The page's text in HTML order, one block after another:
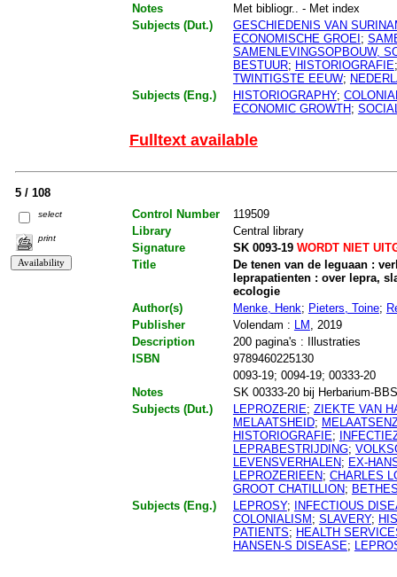
Notes
Met bibliogr.. - Met index
Subjects (Dut.)
GESCHIEDENIS VAN
ECONOMISCHE GROEI ;
SAMENLEVINGSOPBOUW,
BESTUUR; HISTORIOGRAFIE
TWINTIGSTE EEUW;
Subjects (Eng.)
HISTORIOGRAPHY;
ECONOMIC GROWTH;
Fulltext available
5 / 108
select
print
Control Number
119509
Library
Central library
Signature
SK 0093-19WORDT NIET
Title
De tenen van de leguaan :
leprapatienten : over lepra,
ecologie
Author(s)
Menke, Henk; Pieters, Toine;
Publisher
Volendam : LM
, 2019
Description
200 pagina's : Illustraties
ISBN
9789460225130
0093-19; 0094-19; 00333-20
Notes
SK 00333-20 bij Herbarium-
Subjects (Dut.)
LEPROZERIE; ZIEKTE VAN
MELAATSHEID;
HISTORIOGRAFIE;
LEPRABESTRIJDING;
LEVENSVERHALEN; EX-
LEPROZERIEEN; CHARLES
GROOT CHATILLION;
Subjects (Eng.)
LEPROSY;
INFECTIOUS
COLONIALISM ; SLAVERY;
PATIENTS; HEALTH
HANSEN-S DISEASE;